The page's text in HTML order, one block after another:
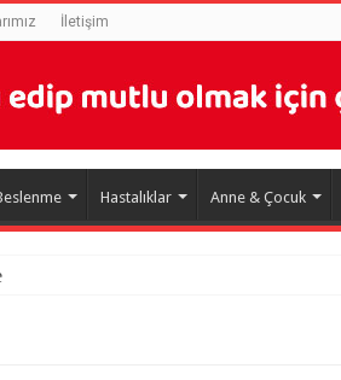
İletişim
Hastalıklar Anne & Çocuk